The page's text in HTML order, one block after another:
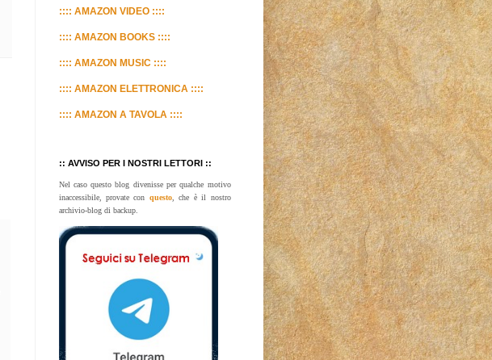
:::: AMAZON VIDEO ::::
:::: AMAZON BOOKS ::::
:::: AMAZON MUSIC ::::
:::: AMAZON ELETTRONICA ::::
:::: AMAZON A TAVOLA ::::
:: AVVISO PER I NOSTRI LETTORI ::
Nel caso questo blog divenisse per qualche motivo
inaccessibile, provate con questo, che è il nostro
archivio-blog di backup.